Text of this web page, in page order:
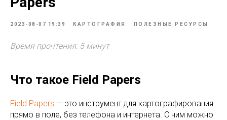
2023-08-07 19:39 КАРТОГРАФИЯ ПОЛЕЗНЫЕ РЕСУРСЫ
Время прочтения: 5 минут
Что такое Field Papers
Field Papers — это инструмент для картографирования
прямо в поле, без телефона и интернета. С ним можно